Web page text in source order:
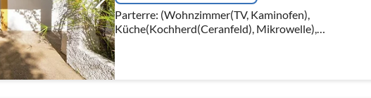
Parterre: (Wohnzimmer(TV, Kaminofen),
Küche(Kochherd(Ceranfeld), Mikrowelle),
Schlafzimmer(Doppelbett), Schlafzimmer(Doppelbett),
Schlafzimmer(Doppelbett)